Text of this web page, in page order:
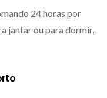
24 horas por
jantar ou para dormir,